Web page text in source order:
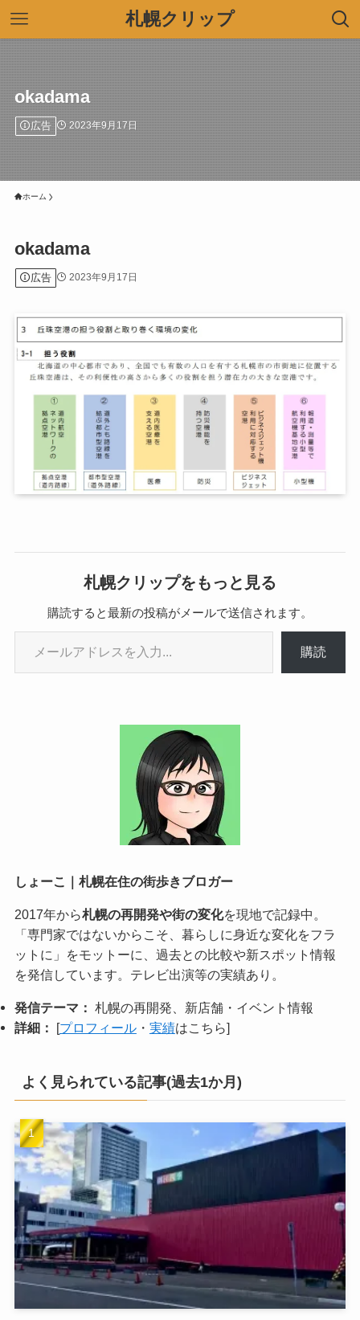
札幌クリップ
okadama
広告 2023年9月17日
ホーム
okadama
広告 2023年9月17日
札幌クリップをもっと見る
購読すると最新の投稿がメールで送信されます。
メールアドレスを入力...
購読
しょーこ｜札幌在住の街歩きブロガー
2017年から札幌の再開発や街の変化を現地で記録中。
「専門家ではないからこそ、暮らしに身近な変化をフラ
ットに」をモットーに、過去との比較や新スポット情報
を発信しています。テレビ出演等の実績あり。
発信テーマ： 札幌の再開発、新店舗・イベント情報
詳細：
[プロフィール・ 実績はこちら]
よく見られている記事(過去1か月)